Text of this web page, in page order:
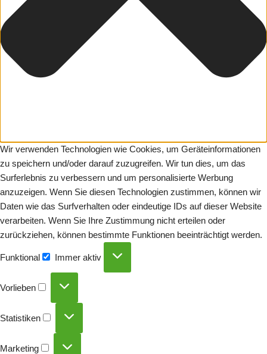
Wir verwenden Technologien wie Cookies, um Geräteinformationen
zu speichern und/oder darauf zuzugreifen. Wir tun dies, um das
Surferlebnis zu verbessern und um personalisierte Werbung
anzuzeigen. Wenn Sie diesen Technologien zustimmen, können wir
Daten wie das Surfverhalten oder eindeutige IDs auf dieser Website
verarbeiten. Wenn Sie Ihre Zustimmung nicht erteilen oder
zurückziehen, können bestimmte Funktionen beeinträchtigt werden.
Funktional Immer aktiv
Vorlieben
Statistiken
Marketing